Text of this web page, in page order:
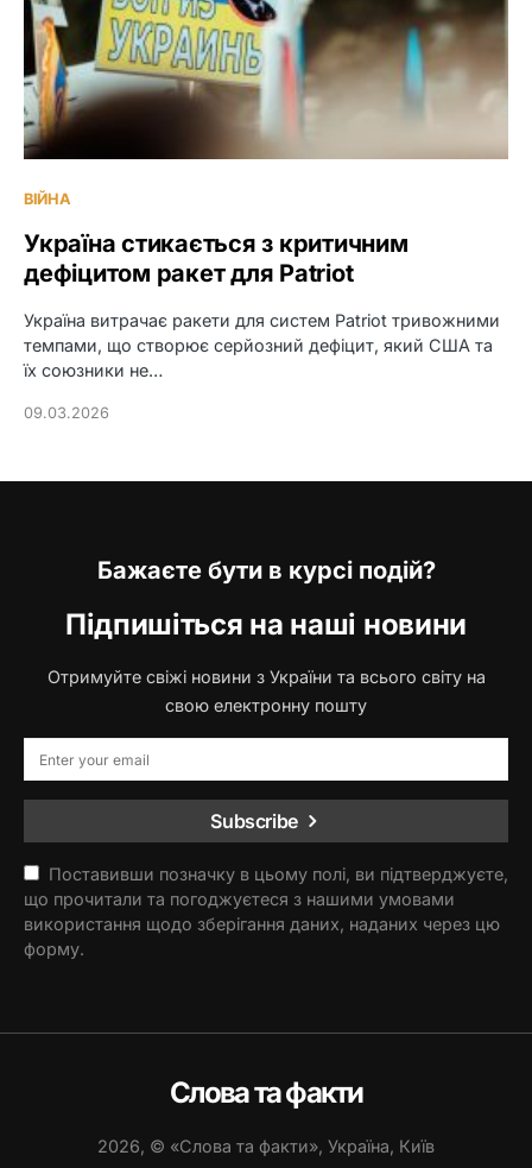
ВІЙНА
Україна стикається з критичним
дефіцитом ракет для Patriot
Україна витрачає ракети для систем Patriot тривожними
темпами, що створює серйозний дефіцит, який США та
їх союзники не…
09.03.2026
Бажаєте бути в курсі подій?
Підпишіться на наші новини
Отримуйте свіжі новини з України та всього світу на
свою електронну пошту
Subscribe
Поставивши позначку в цьому полі, ви підтверджуєте,
що прочитали та погоджуєтеся з нашими умовами
використання щодо зберігання даних, наданих через цю
форму.
Слова та факти
2026, © «Слова та факти», Україна, Київ